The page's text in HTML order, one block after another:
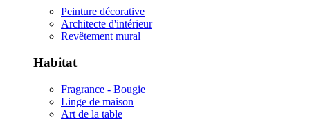
Peinture décorative
Architecte d'intérieur
Revêtement mural
Habitat
Fragrance - Bougie
Linge de maison
Art de la table